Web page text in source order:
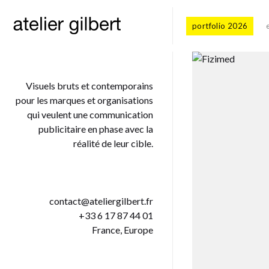
portfolio 2026
Visuels bruts et contemporains
pour les marques et organisations
qui veulent une communication
publicitaire en phase avec la
réalité de leur cible.
contact@ateliergilbert.fr
+33 6 17 87 44 01
France, Europe